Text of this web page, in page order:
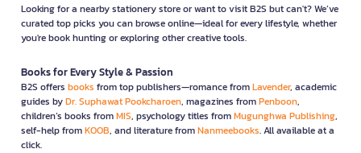
Looking for a nearby stationery store or want to visit B2S but can't? We’ve
curated top picks you can browse online—ideal for every lifestyle, whether
you're book hunting or exploring other creative tools.
Books for Every Style & Passion
B2S offers books from top publishers—romance fromLavender, academic
guides byDr. Suphawat Pookcharoen, magazines fromPenboon,
children’s books fromMIS, psychology titles fromMugunghwa Publishing,
self-help fromKOOB, and literature fromNanmeebooks. All available at a
click.